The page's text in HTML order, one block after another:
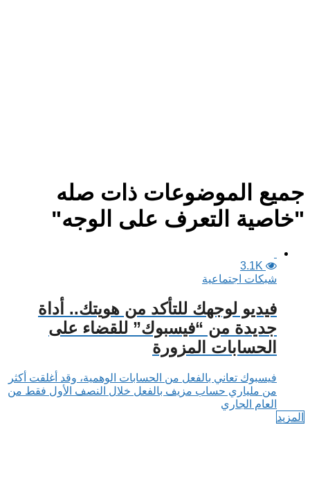
جميع الموضوعات ذات صله
"خاصية التعرف على الوجه"
3.1K
شبكات اجتماعية
فيديو لوجهك للتأكد من هويتك.. أداة
جديدة من “فيسبوك” للقضاء على
الحسابات المزورة
فيسبوك تعاني بالفعل من الحسابات الوهمية، وقد أغلقت أكثر
من ملياري حساب مزيف بالفعل خلال النصف الأول فقط من
العام الجاري
المزيد